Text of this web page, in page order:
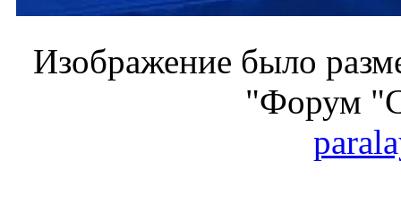
Изображение было
"Форум